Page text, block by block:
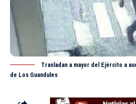
Trasladan a mayor del Ejército a
de Los Guandules